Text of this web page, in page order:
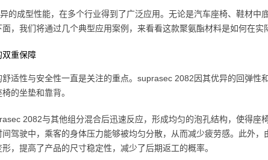
的成型性能，在多个行业得到了广泛应用。无论是汽车座椅、鞋材中
，我们将通过几个典型应用案例，来看看这款聚氨酯材料是如何在实
双重保障
适性与安全性一直是关注的重点。suprasec 2082因其优异的回弹性
的坐垫和靠背。
2082与其他组分混合后迅速反应，形成均匀的泡孔结构，使得座
驾驶中，乘客的身体压力能够被均匀分散，从而减少疲劳感。此外，
，提高了产品的尺寸稳定性，减少了后期返工的概率。